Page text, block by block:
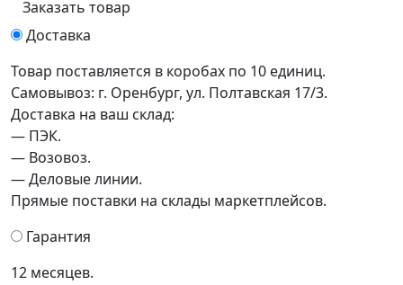
Заказать товар
Доставка
Товар поставляется в коробах по 10 единиц.
Самовывоз: г. Оренбург, ул. Полтавская 17/3.
Доставка на ваш склад:
— ПЭК.
— Возовоз.
— Деловые линии.
Прямые поставки на склады маркетплейсов.
Гарантия
12 месяцев.